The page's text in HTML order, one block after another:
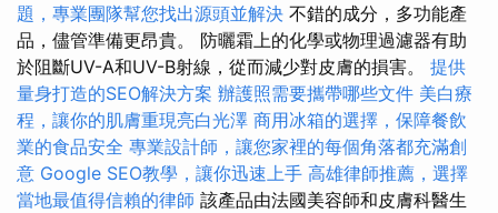
題，專業團隊幫您找出源頭並解決 不錯的成分，多功能產
品，儘管準備更昂貴。 防曬霜上的化學或物理過濾器有助
於阻斷​​UV-A和UV-B射線，從而減少對皮膚的損害。 提供
量身打造的SEO解決方案 辦護照需要攜帶哪些文件 美白療
程，讓你的肌膚重現亮白光澤 商用冰箱的選擇，保障餐飲
業的食品安全 專業設計師，讓您家裡的每個角落都充滿創
意 Google SEO教學，讓你迅速上手 高雄律師推薦，選擇
當地最值得信賴的律師 該產品由法國美容師和皮膚科醫生